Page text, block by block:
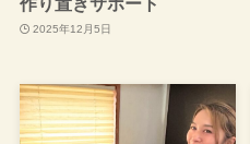
2025年12月5日